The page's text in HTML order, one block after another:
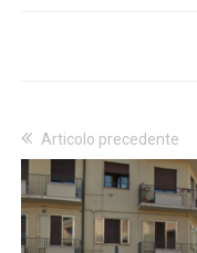
Articolo precedente